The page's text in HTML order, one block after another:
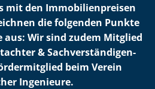
mit den Im­mo­bi­li­en­prei­sen
die folgenden Punkte
aus: Wir sind zudem Mitglied
& Sach­ver­stän­di­gen­
beim Verein
Ingenieure.